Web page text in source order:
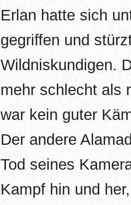
Erlan hatte sich
gegriffen und
Wildniskundigen.
mehr schlecht als
war kein guter
Der andere
Tod seines
Kampf hin und